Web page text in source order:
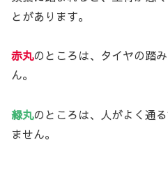
とがあります。
赤丸のところは、タイヤの踏
ん。
緑丸のところは、人がよく通
ません。